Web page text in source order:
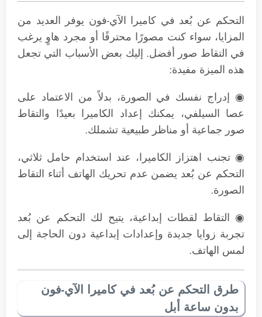
التحكم عن بُعد في كاميرا الآي-فون يوفر العديد من
المزايا، سواء كنت مصورًا محترفًا أو مجرد هاوٍ يرغب
في التقاط صور أفضل. إليك بعض الأسباب التي تجعل
هذه الميزة مفيدة:
◉ إدراج نفسك في الصورة، بدلاً من الاعتماد على
عصا السيلفي، يمكنك إعداد الكاميرا بعيدًا والتقاط
صور جماعية أو مناظر طبيعية تشملك.
◉ تجنب اهتزاز الكاميرا، عند استخدام حامل ثلاثي،
التحكم عن بُعد يضمن عدم تحريك الهاتف أثناء التقاط
الصورة.
◉ التقاط لقطات إبداعية، يتيح لك التحكم عن بُعد
تجربة زوايا جديدة وإعدادات إبداعية دون الحاجة إلى
لمس الهاتف.
طرق التحكم عن بُعد في كاميرا الآي-فون
بدون ساعة أبل